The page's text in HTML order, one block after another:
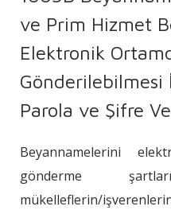
ve Prim Hizmet
Elektronik
Gönderilebilmesi
Parola ve Şifre
Beyannamelerini
gönderme
mükelleflerin/